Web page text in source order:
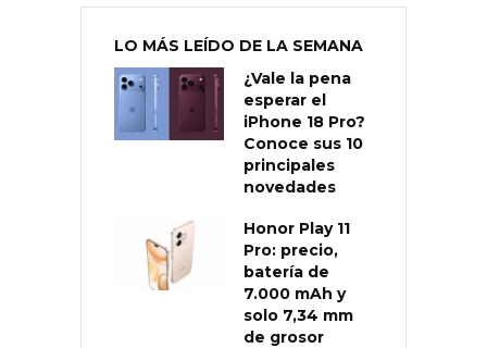
LO MÁS LEÍDO DE LA SEMANA
¿Vale la pena
esperar el
iPhone 18 Pro?
Conoce sus 10
principales
novedades
Honor Play 11
Pro: precio,
batería de
7.000 mAh y
solo 7,34 mm
de grosor